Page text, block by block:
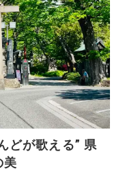
どが歌える” 県
美